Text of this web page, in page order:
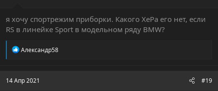
я хочу спортрежим приборки. Какого ХеРа его нет, если
RS в линейке Sport в модельном ряду BMW?
Р
ц
Александр58
14 Апр 2021 #19